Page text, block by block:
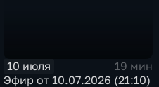
10 июля
19 мин
Эфир от 10.07.2026 (21:10)